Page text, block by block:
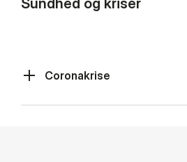
Coronakrise